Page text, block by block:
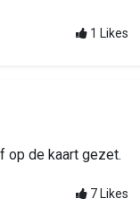
1 Likes
op de kaart gezet.
7 Likes